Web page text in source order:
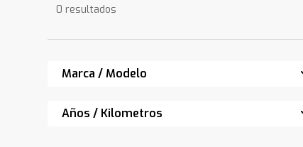
0 resultados
Marca / Modelo
Años / Kilometros